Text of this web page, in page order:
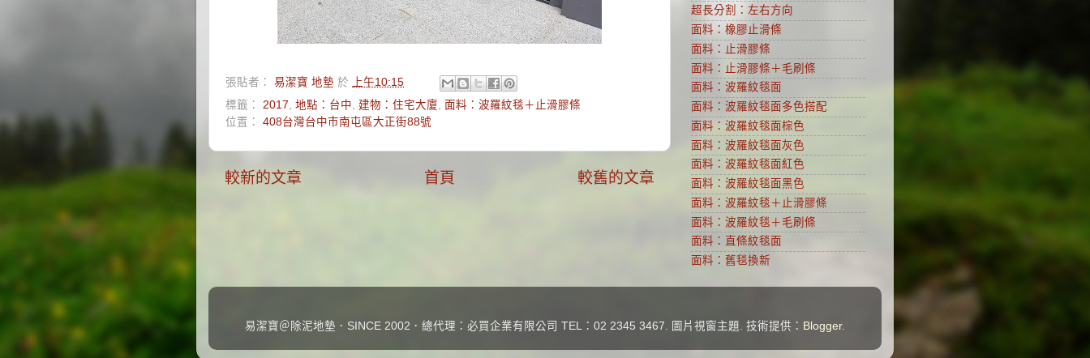
張貼者： 易潔寶 地墊 於
上午10:15
標籤： 2017 地點：台中 建物：住宅大廈 面料：波羅紋毯＋止滑膠條
位置： 408台灣台中市南屯區大正街88號
較新的文章 較舊的文章
首頁
超長分割：左右方向
面料：橡膠止滑條
面料：止滑膠條
面料：止滑膠條＋毛刷條
面料：波羅紋毯面
面料：波羅紋毯面多色搭配
面料：波羅紋毯面棕色
面料：波羅紋毯面灰色
面料：波羅紋毯面紅色
面料：波羅紋毯面黑色
面料：波羅紋毯＋止滑膠條
面料：波羅紋毯＋毛刷條
面料：直條紋毯面
面料：舊毯換新
易潔寶＠除泥地墊．SINCE 2002．總代理：必買企業有限公司 TEL：02 2345 3467. 圖片視窗主題. 技術提供： Blogger.